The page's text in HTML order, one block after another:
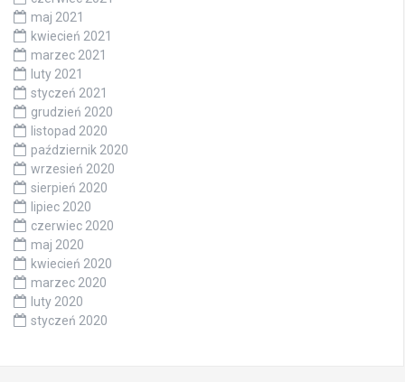
maj 2021
kwiecień 2021
marzec 2021
luty 2021
styczeń 2021
grudzień 2020
listopad 2020
październik 2020
wrzesień 2020
sierpień 2020
lipiec 2020
czerwiec 2020
maj 2020
kwiecień 2020
marzec 2020
luty 2020
styczeń 2020